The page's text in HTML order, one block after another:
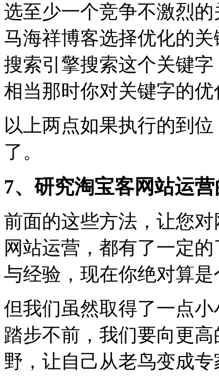
选至少一个竞争不激烈
马海祥博客选择优化的
搜索引擎搜索这个关键
相当那时你对关键字的
以上两点如果执行的到
了。
7、研究淘宝客网站运
前面的这些方法，让您
网站运营，都有了一定
与经验，现在你绝对算
但我们虽然取得了一点
踏步不前，我们要向更
野，让自己从老鸟变成专